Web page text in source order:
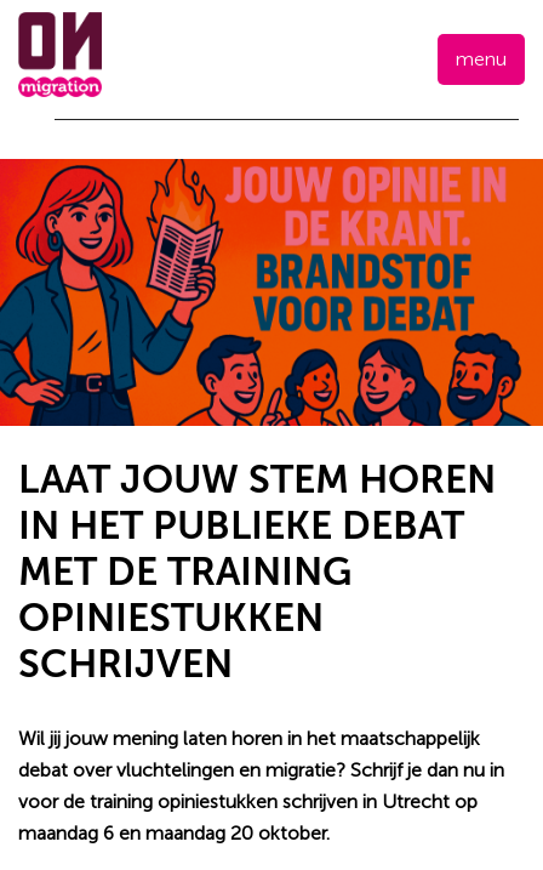
menu
LAAT JOUW STEM HOREN
IN HET PUBLIEKE DEBAT
MET DE TRAINING
OPINIESTUKKEN
SCHRIJVEN
Wil jij jouw mening laten horen in het maatschappelijk
debat over vluchtelingen en migratie? Schrijf je dan nu in
voor de training opiniestukken schrijven in Utrecht op
maandag 6 en maandag 20 oktober.